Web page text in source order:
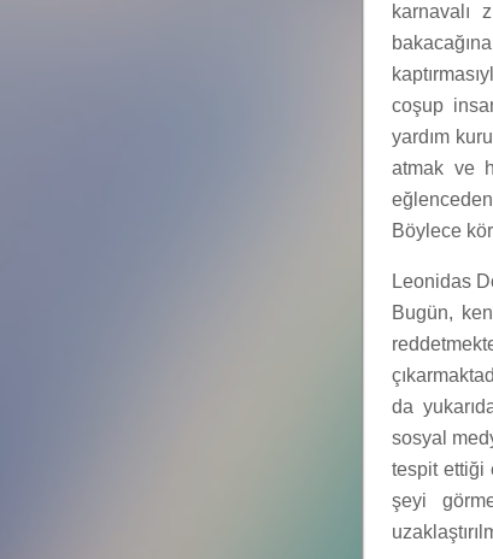
karnavalı
coşup
yardım
atmak ve
Böylece
Leonidas
Bugün,
da
sosyal
tespit ettiği
şeyi